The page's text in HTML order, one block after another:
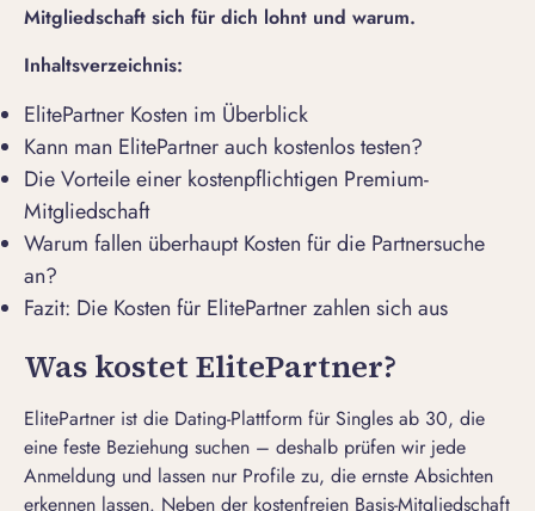
Mitgliedschaft sich für dich lohnt und warum.
Inhaltsverzeichnis:
ElitePartner Kosten im Überblick
Kann man ElitePartner auch kostenlos testen?
Die Vorteile einer kostenpflichtigen Premium-
Mitgliedschaft
Warum fallen überhaupt Kosten für die Partnersuche
an?
Fazit: Die Kosten für ElitePartner zahlen sich aus
Was kostet ElitePartner?
ElitePartner ist die Dating-Plattform für Singles ab 30, die
eine feste Beziehung suchen – deshalb prüfen wir jede
Anmeldung und lassen nur Profile zu, die ernste Absichten
erkennen lassen. Neben der kostenfreien Basis-Mitgliedschaft